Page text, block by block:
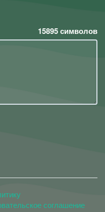
15895символов
соглашение